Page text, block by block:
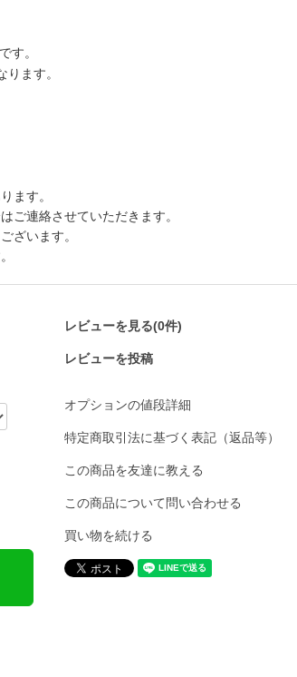
す。
ます。
ます。
ご連絡させていただきます。
ざいます。
レビューを見る(0件)
レビューを投稿
オプションの値段詳細
特定商取引法に基づく表記（返品等）
この商品を友達に教える
この商品について問い合わせる
買い物を続ける